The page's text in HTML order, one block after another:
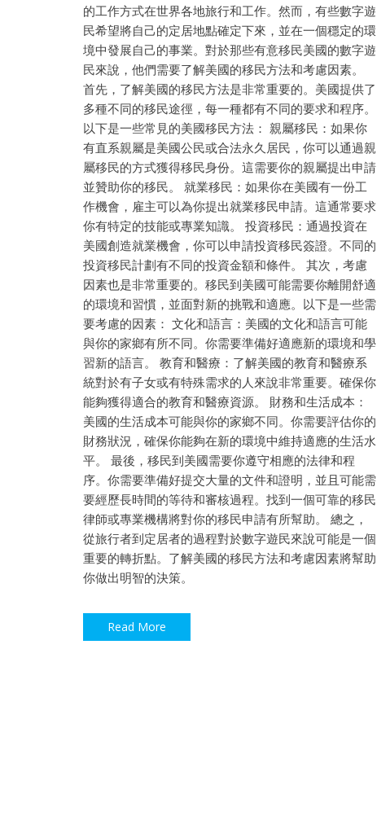
的工作方式在世界各地旅行和工作。然而，有些數字遊
民希望將自己的定居地點確定下來，並在一個穩定的環
境中發展自己的事業。對於那些有意移民美國的數字遊
民來說，他們需要了解美國的移民方法和考慮因素。
首先，了解美國的移民方法是非常重要的。美國提供了
多種不同的移民途徑，每一種都有不同的要求和程序。
以下是一些常見的美國移民方法： 親屬移民：如果你
有直系親屬是美國公民或合法永久居民，你可以通過親
屬移民的方式獲得移民身份。這需要你的親屬提出申請
並贊助你的移民。 就業移民：如果你在美國有一份工
作機會，雇主可以為你提出就業移民申請。這通常要求
你有特定的技能或專業知識。 投資移民：通過投資在
美國創造就業機會，你可以申請投資移民簽證。不同的
投資移民計劃有不同的投資金額和條件。 其次，考慮
因素也是非常重要的。移民到美國可能需要你離開舒適
的環境和習慣，並面對新的挑戰和適應。以下是一些需
要考慮的因素： 文化和語言：美國的文化和語言可能
與你的家鄉有所不同。你需要準備好適應新的環境和學
習新的語言。 教育和醫療：了解美國的教育和醫療系
統對於有子女或有特殊需求的人來說非常重要。確保你
能夠獲得適合的教育和醫療資源。 財務和生活成本：
美國的生活成本可能與你的家鄉不同。你需要評估你的
財務狀況，確保你能夠在新的環境中維持適應的生活水
平。 最後，移民到美國需要你遵守相應的法律和程
序。你需要準備好提交大量的文件和證明，並且可能需
要經歷長時間的等待和審核過程。找到一個可靠的移民
律師或專業機構將對你的移民申請有所幫助。 總之，
從旅行者到定居者的過程對於數字遊民來說可能是一個
重要的轉折點。了解美國的移民方法和考慮因素將幫助
你做出明智的決策。
Read More